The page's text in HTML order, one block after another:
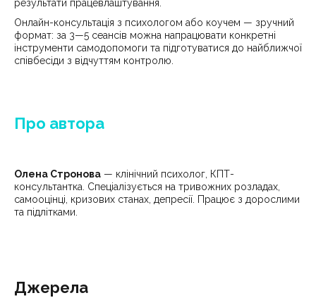
результати працевлаштування.
Онлайн-консультація з психологом або коучем — зручний
формат: за 3—5 сеансів можна напрацювати конкретні
інструменти самодопомоги та підготуватися до найближчої
співбесіди з відчуттям контролю.
Про автора
Олена Стронова — клінічний психолог, КПТ-
консультантка. Спеціалізується на тривожних розладах,
самооцінці, кризових станах, депресії. Працює з дорослими
та підлітками.
Джерела